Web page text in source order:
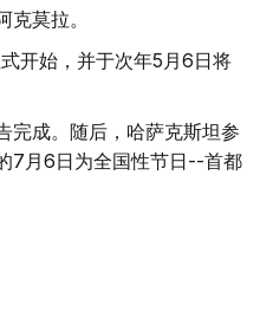
莫拉。
开始，并于次年5月6日将
完成。随后，哈萨克斯坦参
7月6日为全国性节日--首都